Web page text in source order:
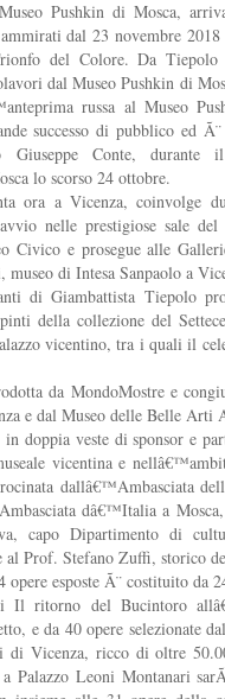
Pushkin di Mosca,
dal 23 novembre
del Colore. Da Tiepolo
dal Museo Pushkin di
russa al Museo
successo di pubblico ed
Giuseppe Conte,
lo scorso 24 ottobre.
ora a Vicenza, coinvolge
nelle prestigiose sale
Civico e prosegue alle
di Intesa Sanpaolo a
di Giambattista Tiepolo
della collezione del
vicentino, tra i quali il
da MondoMostre e
e dal Museo delle Belle Arti
in doppia veste di sponsor e
vicentina e
dallâ€™Ambasciata
dâ€™Italia a
capo Dipartimento di
al Prof. Stefano Zuffi, storico
opere esposte Ã¨ costituito da
Il ritorno del Bucintoro
e da 40 opere selezionate
di Vicenza, ricco di oltre
a Palazzo Leoni Montanari